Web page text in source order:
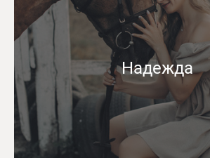
Надежда